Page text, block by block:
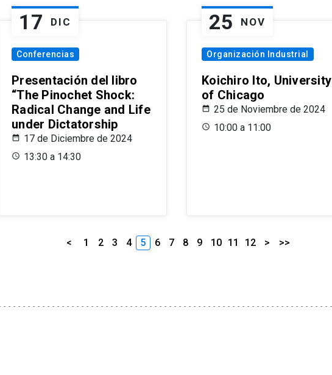
17 DIC
Conferencias
Presentación del libro
“The Pinochet Shock:
Radical Change and Life
under Dictatorship
17 de Diciembre de 2024
13:30 a 14:30
25 NOV
Organización Industrial
Koichiro Ito, University
of Chicago
25 de Noviembre de 2024
10:00 a 11:00
< 1 2 3 4 5 6 7 8 9 10 11 12 > >>